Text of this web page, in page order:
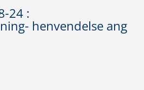
24 :
henvendelse ang